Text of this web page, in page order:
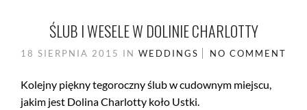
ŚLUB I WESELE W DOLINIE CHARLOTTY
18 SIERPNIA 2015 IN WEDDINGS NO COMMENT
Kolejny piękny tegoroczny ślub w cudownym miejscu,
jakim jest Dolina Charlotty koło Ustki.